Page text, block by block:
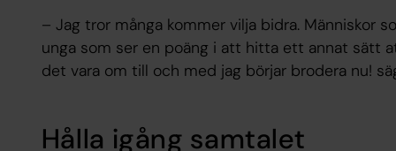
– Jag tror många kommer vilja bidra. Människor
unga som ser en poäng i att hitta ett annat sätt
det vara om till och med jag börjar brodera nu!
Hålla igång samtalet